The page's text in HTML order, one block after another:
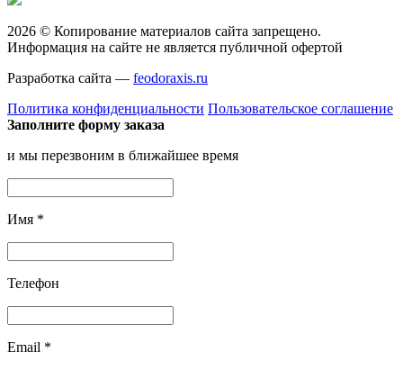
2026 © Копирование материалов сайта запрещено.
Информация на сайте не является публичной офертой
Разработка сайта — feodoraxis.ru
Политика конфиденциальности Пользовательское соглашение
Заполните форму заказа
и мы перезвоним в ближайшее время
Имя *
Телефон
Email *